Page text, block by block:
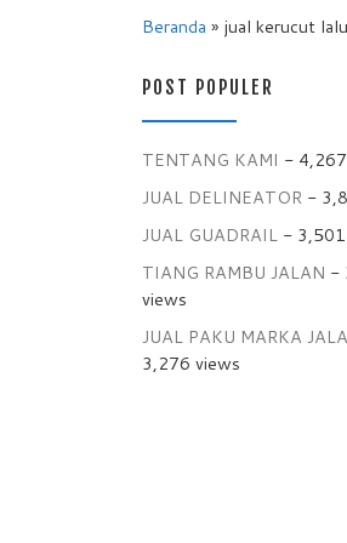
Beranda » jual kerucut
POST POPULER
TENTANG KAMI -
JUAL DELINEATOR -
JUAL GUADRAIL -
TIANG RAMBU JALAN -
views
JUAL PAKU MARKA
3,276 views